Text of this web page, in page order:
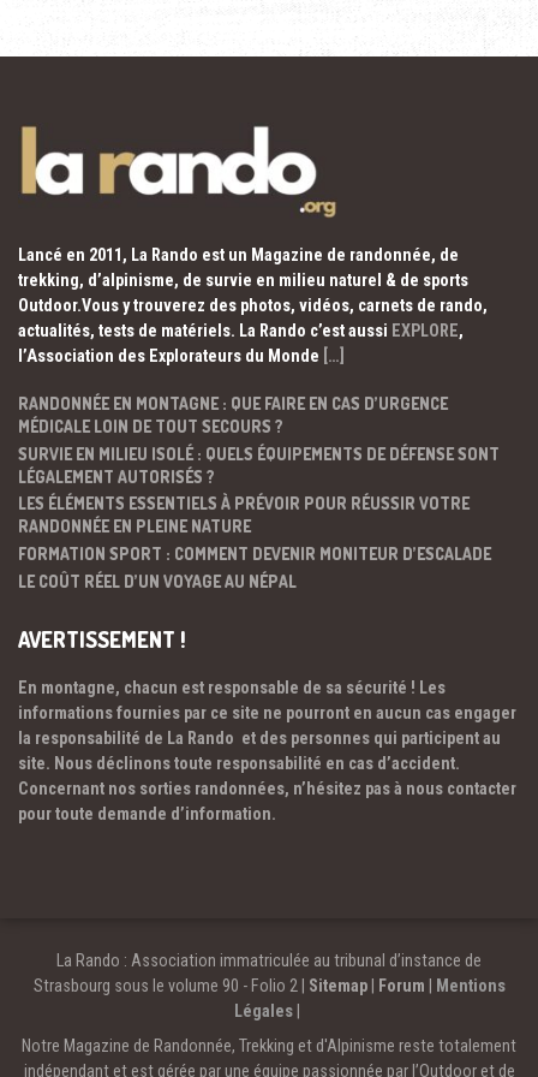
Lancé en 2011, La Rando est un Magazine de randonnée, de
trekking, d’alpinisme, de survie en milieu naturel & de sports
Outdoor.Vous y trouverez des photos, vidéos, carnets de rando,
actualités, tests de matériels. La Rando c’est aussi EXPLORE,
l’Association des Explorateurs du Monde […]
RANDONNÉE EN MONTAGNE : QUE FAIRE EN CAS D’URGENCE
MÉDICALE LOIN DE TOUT SECOURS ?
SURVIE EN MILIEU ISOLÉ : QUELS ÉQUIPEMENTS DE DÉFENSE SONT
LÉGALEMENT AUTORISÉS ?
LES ÉLÉMENTS ESSENTIELS À PRÉVOIR POUR RÉUSSIR VOTRE
RANDONNÉE EN PLEINE NATURE
FORMATION SPORT : COMMENT DEVENIR MONITEUR D’ESCALADE
LE COÛT RÉEL D’UN VOYAGE AU NÉPAL
AVERTISSEMENT !
En montagne, chacun est responsable de sa sécurité ! Les
informations fournies par ce site ne pourront en aucun cas engager
la responsabilité de La Rando et des personnes qui participent au
site. Nous déclinons toute responsabilité en cas d’accident.
Concernant nos sorties randonnées, n’hésitez pas à nous contacter
pour toute demande d’information.
La Rando : Association immatriculée au tribunal d’instance de
Strasbourg sous le volume 90 - Folio 2 | Sitemap| Forum | Mentions
Légales |
Notre Magazine de Randonnée, Trekking et d'Alpinisme reste totalement
indépendant et est gérée par une équipe passionnée par l’Outdoor et de